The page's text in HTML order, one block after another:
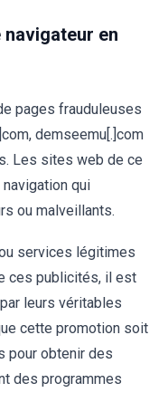
en
pages frauduleuses
demseemu[.]com
Les sites web de ce
qui
ou malveillants.
services légitimes
ces publicités, il est
leurs véritables
cette promotion soit
pour obtenir des
des programmes